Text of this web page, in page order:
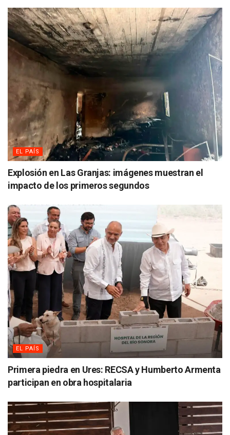
EL PAÍS
Explosión en Las Granjas: imágenes muestran el
impacto de los primeros segundos
EL PAÍS
Primera piedra en Ures: RECSA y Humberto Armenta
participan en obra hospitalaria